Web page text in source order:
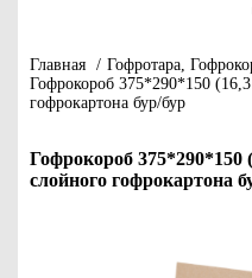
Главная / Гофротара,
Гофрокороб 375*290*150
гофрокартона бур/бур
Гофрокороб 375*290*150
слойного гофрокартона